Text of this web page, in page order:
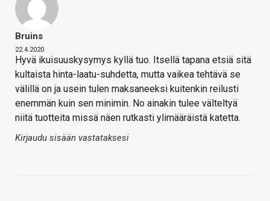
Bruins
22.4.2020
Hyvä ikuisuuskysymys kyllä tuo. Itsellä tapana etsiä sitä
kultaista hinta-laatu-suhdetta, mutta vaikea tehtävä se
välillä on ja usein tulen maksaneeksi kuitenkin reilusti
enemmän kuin sen minimin. No ainakin tulee välteltyä
niitä tuotteita missä näen rutkasti ylimääräistä katetta.
Kirjaudu sisään vastataksesi